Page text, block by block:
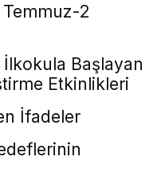
2
Başlayan
Etkinlikleri
İfadeler